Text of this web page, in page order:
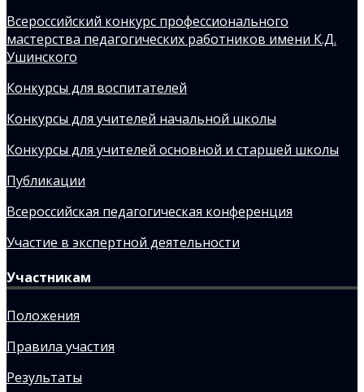
Всероссийский конкурс профессионального
мастерства педагогических работников имени К.Д.
Ушинского
Конкурсы для воспитателей
Конкурсы для учителей начальной школы
Конкурсы для учителей основной и старшей школы
Публикации
Всероссийская педагогическая конференция
Участие в экспертной деятельности
Участникам
Положения
Правила участия
Результаты